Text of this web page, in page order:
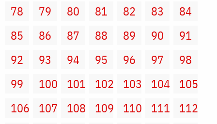
78
79 80 81 82 83
84
85
86 87 88 89 90
91
92
93 94 95 96 97
98
99
100 101 102 103 104
105
106
107 108 109 110 111
112